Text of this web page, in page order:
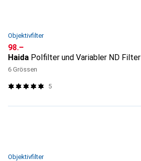
Objektivfilter
CHF
98.–
Haida Polfilter und Variabler ND Filter
6 Grössen
5
Objektivfilter